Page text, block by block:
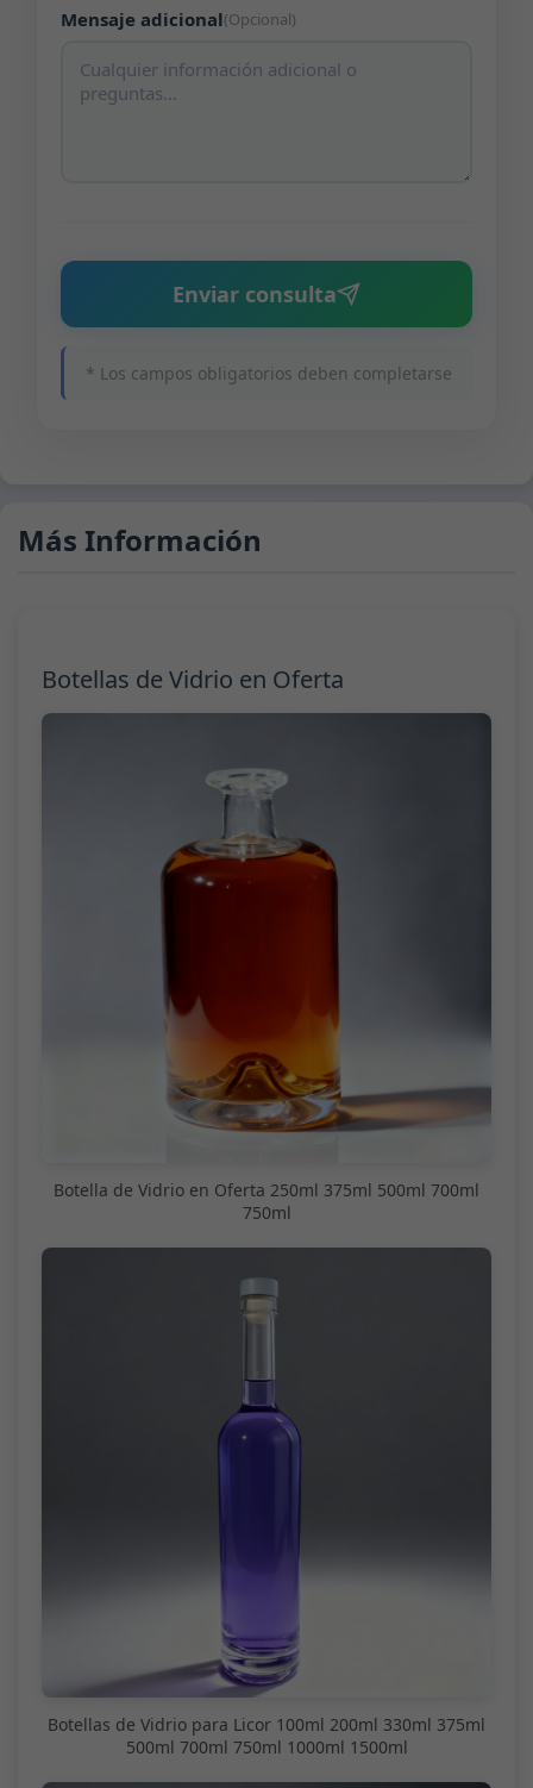
Mensaje adicional(Opcional)
Enviar consulta
* Los campos obligatorios deben completarse
Más Información
Botellas de Vidrio en Oferta
Botella de Vidrio en Oferta 250ml 375ml 500ml 700ml
750ml
Botellas de Vidrio para Licor 100ml 200ml 330ml 375ml
500ml 700ml 750ml 1000ml 1500ml